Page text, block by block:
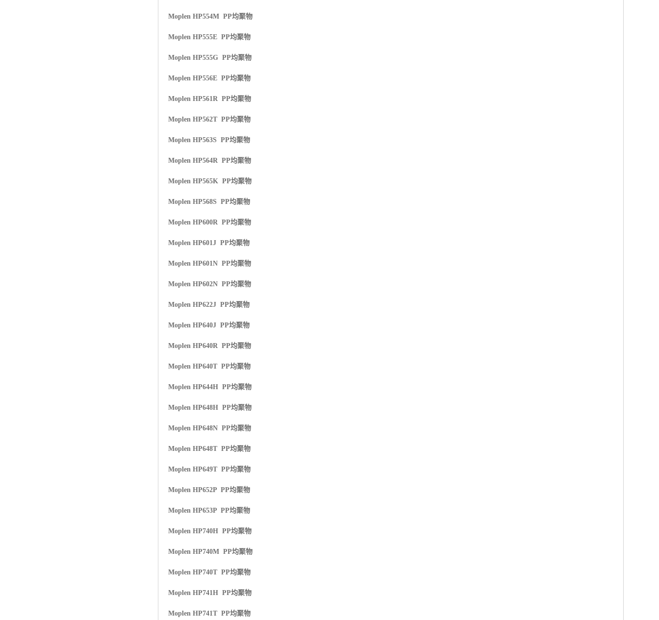
Moplen HP554M PP均聚物
Moplen HP555E PP均聚物
Moplen HP555G PP均聚物
Moplen HP556E PP均聚物
Moplen HP561R PP均聚物
Moplen HP562T PP均聚物
Moplen HP563S PP均聚物
Moplen HP564R PP均聚物
Moplen HP565K PP均聚物
Moplen HP568S PP均聚物
Moplen HP600R PP均聚物
Moplen HP601J PP均聚物
Moplen HP601N PP均聚物
Moplen HP602N PP均聚物
Moplen HP622J PP均聚物
Moplen HP640J PP均聚物
Moplen HP640R PP均聚物
Moplen HP640T PP均聚物
Moplen HP644H PP均聚物
Moplen HP648H PP均聚物
Moplen HP648N PP均聚物
Moplen HP648T PP均聚物
Moplen HP649T PP均聚物
Moplen HP652P PP均聚物
Moplen HP653P PP均聚物
Moplen HP740H PP均聚物
Moplen HP740M PP均聚物
Moplen HP740T PP均聚物
Moplen HP741H PP均聚物
Moplen HP741T PP均聚物